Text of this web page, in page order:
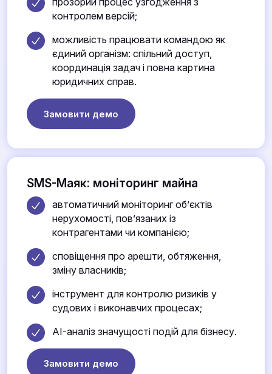
контролем версій;
можливість працювати командою як
єдиний організм: спільний доступ,
координація задач і повна картина
юридичних справ.
Замовити демо
SMS-Маяк: моніторинг майна
автоматичний моніторинг об’єктів
нерухомості, пов’язаних із
контрагентами чи компанією;
сповіщення про арешти, обтяження,
зміну власників;
інструмент для контролю ризиків у
судових і виконавчих процесах;
AI-аналіз значущості подій для бізнесу.
Замовити демо